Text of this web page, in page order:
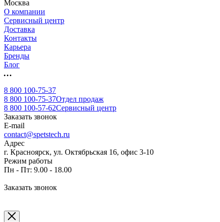
Москва
О компании
Сервисный центр
Доставка
Контакты
Карьера
Бренды
Блог
8 800 100-75-37
8 800 100-75-37Отдел продаж
8 800 100-57-62Сервисный центр
Заказать звонок
E-mail
contact@spetstech.ru
Адрес
г. Красноярск, ул. Октябрьская 16, офис 3-10
Режим работы
Пн - Пт: 9.00 - 18.00
Заказать звонок